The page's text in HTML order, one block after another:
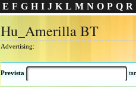
E F G H I J K L M N O P Q R
Hu_Amerilla BT
Advertising:
Prevista